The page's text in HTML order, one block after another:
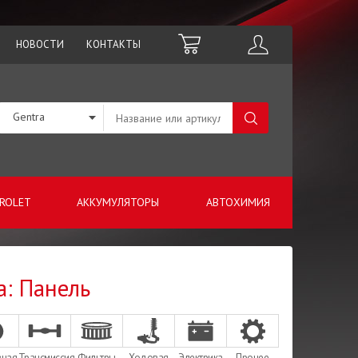
НОВОСТИ КОНТАКТЫ
АККУМУЛЯТОРЫ АВТОХИМИЯ
Gentra
Панель